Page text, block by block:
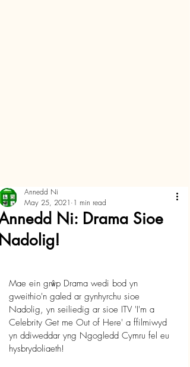
Ni: Drama Sioe
Annedd Ni
May 25, 2021 1 min read
Mae ein grŵp Drama wedi bod yn
gweithio'n galed ar gynhyrchu sioe
Nadolig, yn seiliedig ar sioe ITV 'I'm a
Celebrity Get me Out of Here' a ffilmiwyd
yn ddiweddar yng Ngogledd Cymru fel eu
hysbrydoliaeth!